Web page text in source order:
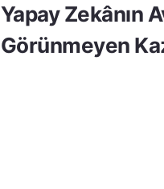
Yapay Zekânın
Görünmeyen